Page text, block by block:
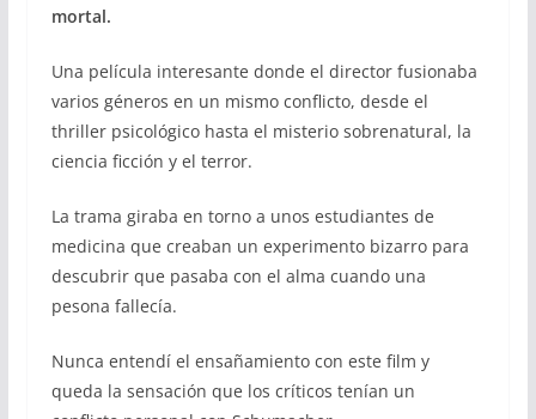
mortal.
Una película interesante donde el director fusionaba
varios géneros en un mismo conflicto, desde el
thriller psicológico hasta el misterio sobrenatural, la
ciencia ficción y el terror.
La trama giraba en torno a unos estudiantes de
medicina que creaban un experimento bizarro para
descubrir que pasaba con el alma cuando una
pesona fallecía.
Nunca entendí el ensañamiento con este film y
queda la sensación que los críticos tenían un